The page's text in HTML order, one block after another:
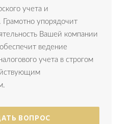
учета и
упорядочит
Вашей компании
ведение
учета в строгом
ВОПРОС